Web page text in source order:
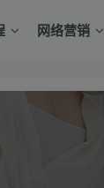
网络营销